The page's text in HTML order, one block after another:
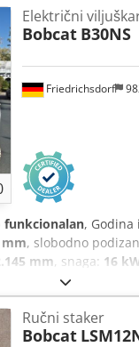
Friedrichsdorf
Električni
Bobcat B30NS
funkcionalan, Godina
mm, slobodno
mm, snaga: 16
4.850 kg, ukupna
Ručni staker
Bobcat